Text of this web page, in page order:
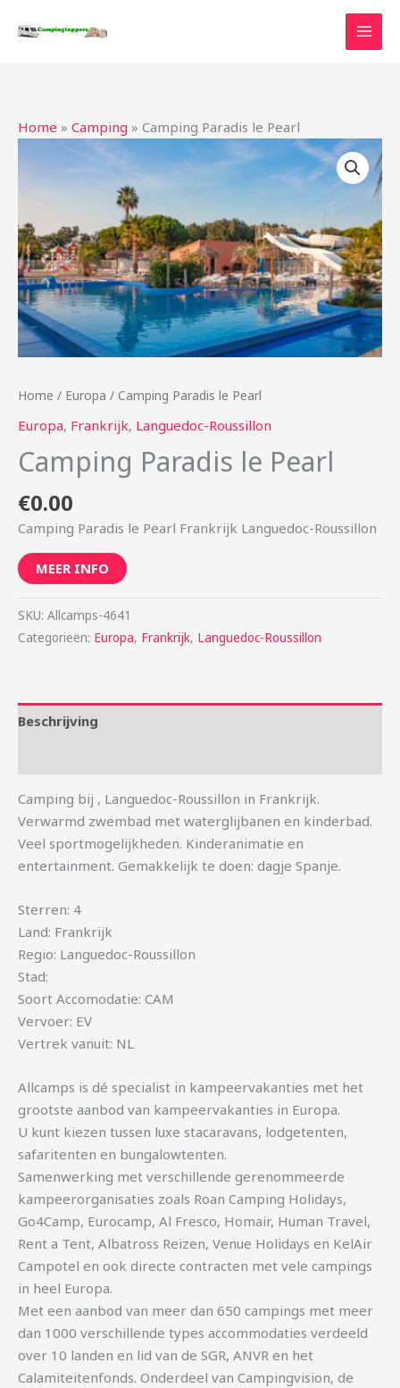
naar
Home » Camping » Camping Paradis le Pearl
Home / Europa / Camping Paradis le Pearl
Europa, Frankrijk, Languedoc-Roussillon
Camping Paradis le Pearl
€0.00
Camping Paradis le Pearl Frankrijk Languedoc-Roussillon
MEER INFO
SKU: Allcamps-4641
Categorieën: Europa, Frankrijk, Languedoc-Roussillon
Beschrijving
Camping bij , Languedoc-Roussillon in Frankrijk.
Verwarmd zwembad met waterglijbanen en kinderbad.
Veel sportmogelijkheden. Kinderanimatie en
entertainment. Gemakkelijk te doen: dagje Spanje.
Sterren: 4
Land: Frankrijk
Regio: Languedoc-Roussillon
Stad:
Soort Accomodatie: CAM
Vervoer: EV
Vertrek vanuit: NL
Allcamps is dé specialist in kampeervakanties met het
grootste aanbod van kampeervakanties in Europa.
U kunt kiezen tussen luxe stacaravans, lodgetenten,
safaritenten en bungalowtenten.
Samenwerking met verschillende gerenommeerde
kampeerorganisaties zoals Roan Camping Holidays,
Go4Camp, Eurocamp, Al Fresco, Homair, Human Travel,
Rent a Tent, Albatross Reizen, Venue Holidays en KelAir
Campotel en ook directe contracten met vele campings
in heel Europa.
Met een aanbod van meer dan 650 campings met meer
dan 1000 verschillende types accommodaties verdeeld
over 10 landen en lid van de SGR, ANVR en het
Calamiteitenfonds. Onderdeel van Campingvision, de